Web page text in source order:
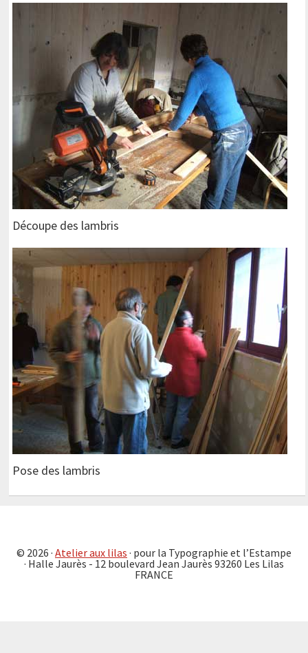
Découpe des lambris
Pose des lambris
© 2026 · Atelier aux lilas · pour la Typographie et l’Estampe
· Halle Jaurès - 12 boulevard Jean Jaurès 93260 Les Lilas
FRANCE